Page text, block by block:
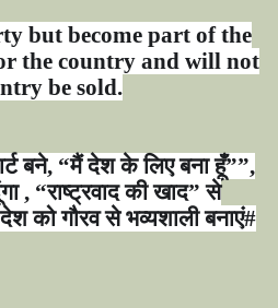
but become part of the
the country and will not
be sold.
बने, “मैं देश के लिए बना हूँ””,
, “राष्ट्रवाद की खाद”से
को गौरव से भव्यशाली बनाएं#